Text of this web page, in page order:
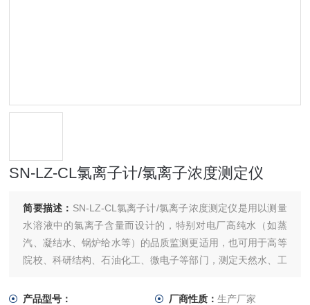
SN-LZ-CL氯离子计/氯离子浓度测定仪
简要描述： SN-LZ-CL氯离子计/氯离子浓度测定仪是用以测量
水溶液中的氯离子含量而设计的，特别对电厂高纯水（如蒸
汽、凝结水、锅炉给水等）的品质监测更适用，也可用于高等
院校、科研结构、石油化工、微电子等部门，测定天然水、工
产品型号：
厂商性质： 生产厂家